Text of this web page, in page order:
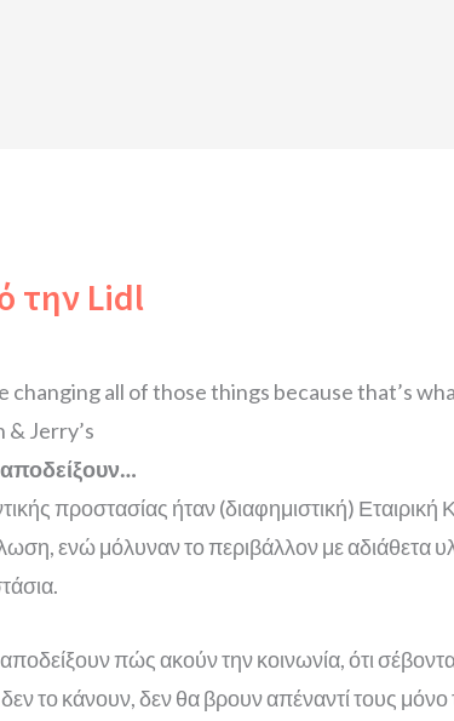
την Lidl
changing all of those things because that’s
Jerry’s
προστασίας ήταν (διαφημιστική)
ενώ μόλυναν το περιβάλλον με αδιάθετα
πώς ακούν την κοινωνία, ότι
το κάνουν, δεν θα βρουν απέναντί τους μόνο